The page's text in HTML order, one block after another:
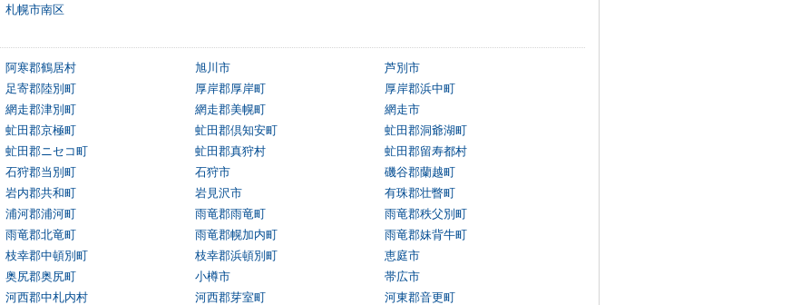
札幌市南区
阿寒郡鶴居村 旭川市
芦別市
足寄郡陸別町 厚岸郡厚岸町
厚岸郡浜中町
網走郡津別町 網走郡美幌町
網走市
虻田郡京極町 虻田郡倶知安町
虻田郡洞爺湖町
虻田郡ニセコ町 虻田郡真狩村
虻田郡留寿都村
石狩郡当別町 石狩市
磯谷郡蘭越町
岩内郡共和町 岩見沢市
有珠郡壮瞥町
浦河郡浦河町 雨竜郡雨竜町
雨竜郡秩父別町
雨竜郡北竜町 雨竜郡幌加内町
雨竜郡妹背牛町
枝幸郡中頓別町 枝幸郡浜頓別町
恵庭市
奥尻郡奥尻町 小樽市
帯広市
河西郡中札内村 河西郡芽室町
河東郡音更町